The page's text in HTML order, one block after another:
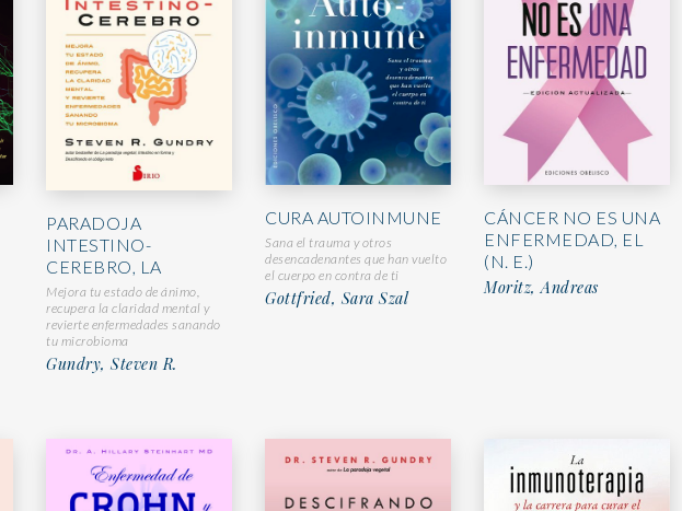
PARADOJA
INTESTINO-
CEREBRO, LA
Mejora tu estado de ánimo,
recupera la claridad mental y
revierte enfermedades sanando
tu microbioma
Gundry, Steven R.
CURA AUTOINMUNE
Sana el trauma y otros
desencadenantes que han vuelto
el cuerpo en contra de ti
Gottfried, Sara Szal
CÁNCER NO ES UNA
ENFERMEDAD, EL
(N. E.)
Moritz, Andreas